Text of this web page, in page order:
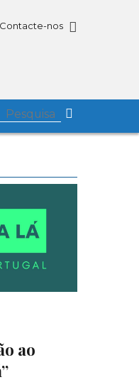
Contacte-nos
ao